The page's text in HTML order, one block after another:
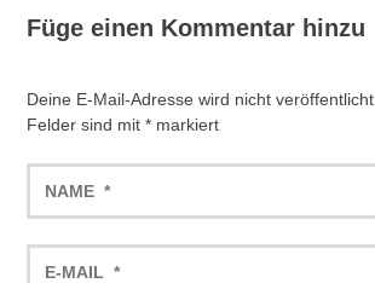
Füge einen Kommentar hinzu
Deine E-Mail-Adresse wird nicht veröffentlicht.
Felder sind mit* markiert